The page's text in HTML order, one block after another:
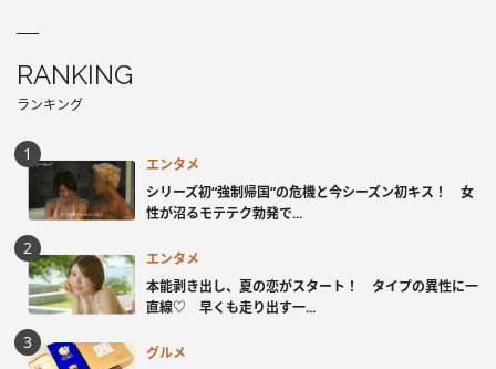
RANKING
ランキング
エンタメ
シリーズ初“強制帰国”の危機と今シーズン初キス！ 女
性が沼るモテテク勃発で...
エンタメ
本能剥き出し、夏の恋がスタート！ タイプの異性に一
直線♡ 早くも走り出す一...
グルメ